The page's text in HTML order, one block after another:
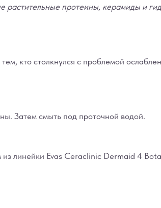
растительные протеины, керамиды и
кто столкнулся с проблемой
Затем смыть под проточной водой.
линейки Evas Ceraclinic Dermaid 4